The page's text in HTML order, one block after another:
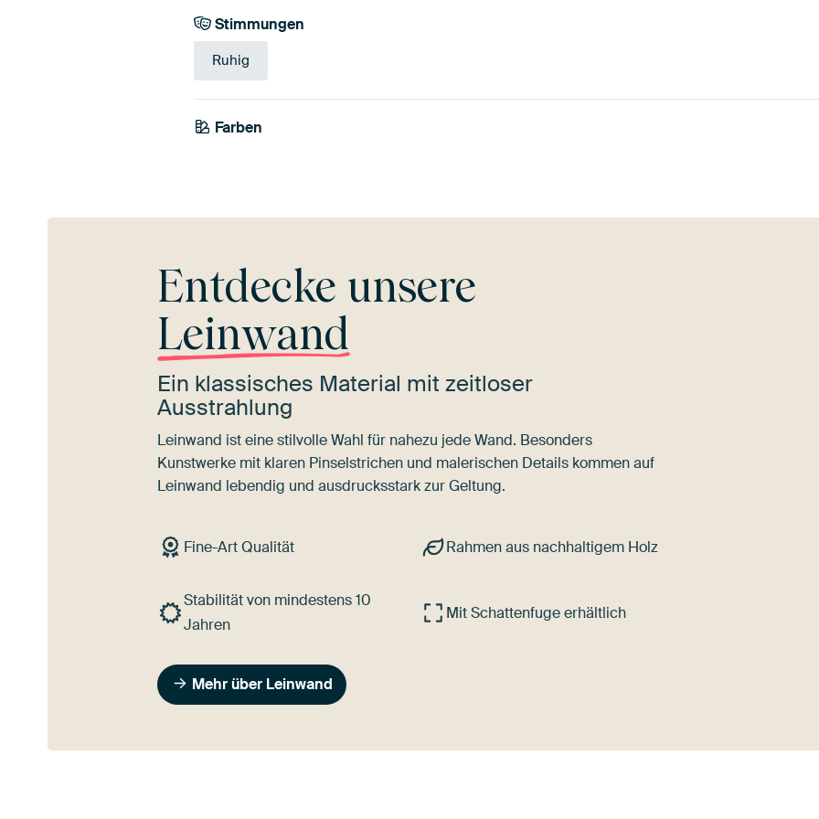
Stimmungen
Ruhig
Farben
Grau
Entdecke unsere
Leinwand
Ein klassisches Material mit zeitloser
Ausstrahlung
Leinwand ist eine stilvolle Wahl für nahezu jede Wand. Besonders
Kunstwerke mit klaren Pinselstrichen und malerischen Details kommen auf
Leinwand lebendig und ausdrucksstark zur Geltung.
Fine-Art Qualität Rahmen aus nachhaltigem Holz
Stabilität von mindestens 10
Jahren
Mit Schattenfuge erhältlich
Mehr über Leinwand